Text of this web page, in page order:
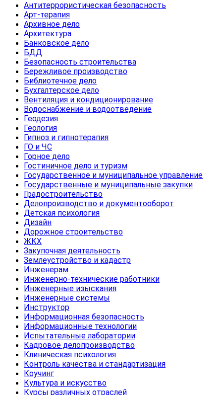
Антитеррористическая безопасность
Арт-терапия
Архивное дело
Архитектура
Банковское дело
БДД
Безопасность строительства
Бережливое производство
Библиотечное дело
Бухгалтерское дело
Вентиляция и кондиционирование
Водоснабжение и водоотведение
Геодезия
Геология
Гипноз и гипнотерапия
ГО и ЧС
Горное дело
Гостиничное дело и туризм
Государственное и муниципальное управление
Государственные и муниципальные закупки
Градостроительство
Делопроизводство и документооборот
Детская психология
Дизайн
Дорожное строительство
ЖКХ
Закупочная деятельность
Землеустройство и кадастр
Инженерам
Инженерно-технические работники
Инженерные изыскания
Инженерные системы
Инструктор
Информационная безопасность
Информационные технологии
Испытательные лаборатории
Кадровое делопроизводство
Клиническая психология
Контроль качества и стандартизация
Коучинг
Культура и искусство
Курсы различных отраслей